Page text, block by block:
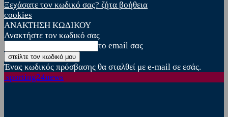
Ξεχάσατε τον κωδικό σας? ζήτα βοήθεια
cookies
ΑΝΑΚΤΗΣΗ ΚΩΔΙΚΟΥ
Ανακτήστε τον κωδικό σας
το email σας
Ένας κωδικός πρόσβασης θα σταλθεί με e-mail σε εσάς.
sporting24news